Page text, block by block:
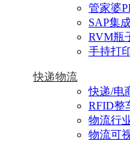
管家婆
SAP集
RVM瓶
手持打
快递物流
快递/电
RFID整
物流行
物流可